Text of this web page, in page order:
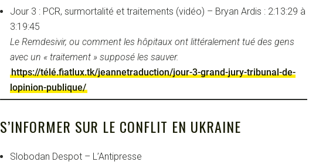
Jour 3 : PCR, surmortalité et traitements (vidéo) – Bryan Ardis : 2:13:29 à
3:19:45
Le Remdesivir, ou comment les hôpitaux ont littéralement tué des gens
avec un « traitement » supposé les sauver.
https://télé.fiatlux.tk/jeannetraduction/jour-3-grand-jury-tribunal-de-
lopinion-publique/
S’INFORMER SUR LE CONFLIT EN UKRAINE
Slobodan Despot – L’Antipresse